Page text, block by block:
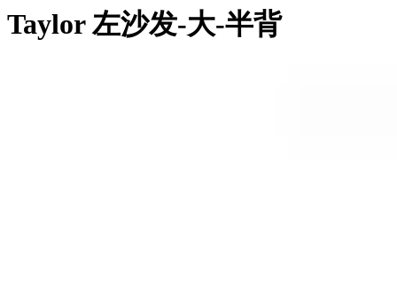
Taylor 左沙发-大-半背